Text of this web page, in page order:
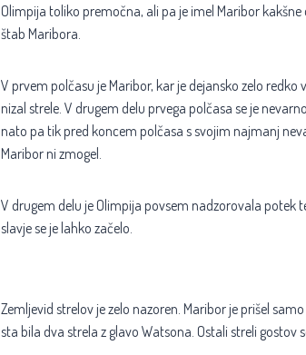
Olimpija toliko premočna, ali pa je imel Maribor
štab Maribora.
V prvem polčasu je Maribor, kar je dejansko zelo
nizal strele. V drugem delu prvega polčasa se je
nato pa tik pred koncem polčasa s svojim najmanj
Maribor ni zmogel.
V drugem delu je Olimpija povsem nadzorovala potek
slavje se je lahko začelo.
Zemljevid strelov je zelo nazoren. Maribor je prišel
sta bila dva strela z glavo Watsona. Ostali streli